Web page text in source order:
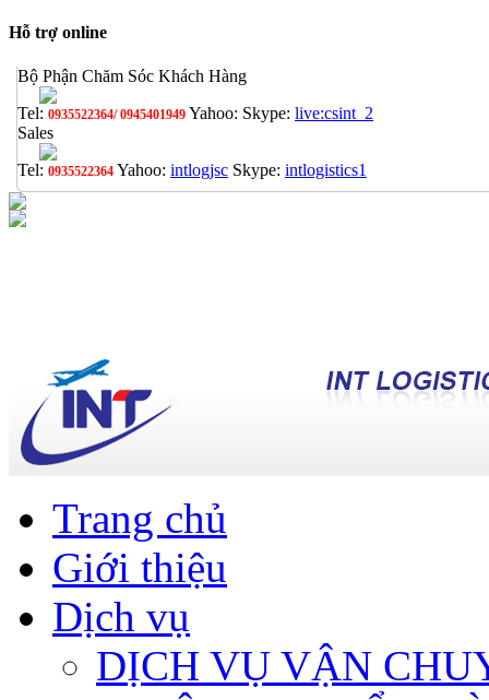
Hỗ trợ online
Bộ Phận Chăm Sóc Khách Hàng
Tel: 0935522364/ 0945401949 Yahoo: Skype: live:csint_2
Sales
Tel: 0935522364 Yahoo: intlogjsc Skype: intlogistics1
Trang chủ
Giới thiệu
Dịch vụ
DỊCH VỤ VẬN